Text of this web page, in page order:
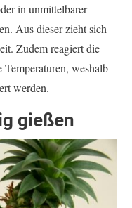
in unmittelbarer
Aus dieser zieht sich
Zudem reagiert die
weshalb
werden.
gießen